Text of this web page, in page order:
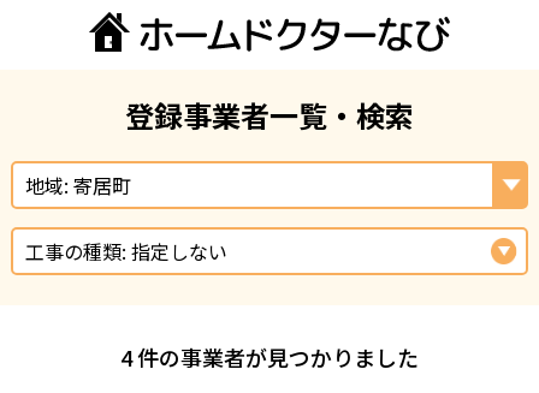
登録事業者一覧・検索
地域: 寄居町
工事の種類: 指定しない
4 件の事業者が見つかりました